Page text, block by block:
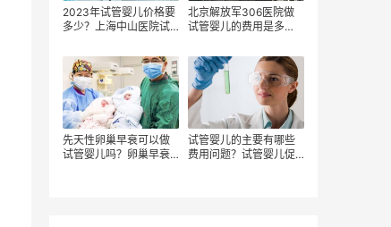
2023年试管婴儿价格要
多少？上海中山医院试
管婴儿有哪些开销项目
北京解放军306医院做
试管婴儿的费用是多
先天性卵巢早衰可以做
试管婴儿吗？卵巢早衰
试管婴儿的主要有哪些
费用问题？试管婴儿促